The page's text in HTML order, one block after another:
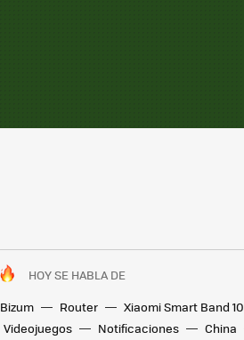
HOY SE HABLA DE
Bizum
Router
Xiaomi Smart Band 10
Videojuegos
Notificaciones
China